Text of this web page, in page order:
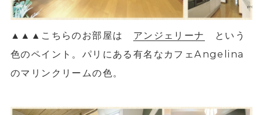
▲ ▲ ▲こちらのお部屋は アンジェリーナ
という
色のペイント。パリにある有名なカフェAngelina
のマリンクリームの色。